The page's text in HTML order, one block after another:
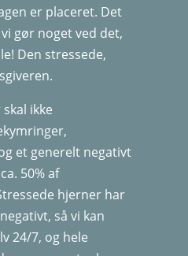
er placeret. Det
gør noget ved det,
Den stressede,
ikke
et generelt negativt
50% af
hjerner har
så vi kan
24/7, og hele